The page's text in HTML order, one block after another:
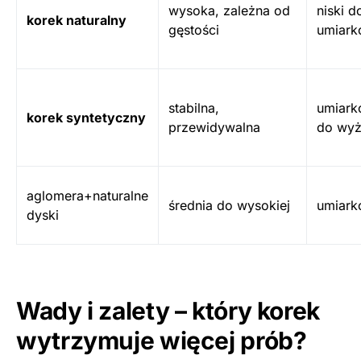
korek naturalny
wysoka, zależna od
gęstości
niski
korek syntetyczny
stabilna,
przewidywalna
do
aglomera+naturalne
dyski
średnia do wysokiej
Wady i zalety – który korek
wytrzymuje więcej prób?